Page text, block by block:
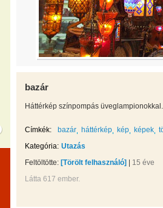
bazár
Háttérkép színpompás üveglampionokkal.
Címkék: bazár háttérkép kép képek
Kategória: Utazás
Feltöltötte: [Törölt felhasználó]
15 éve
Látta 617 ember.